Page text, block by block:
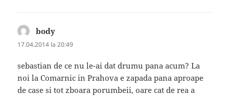
body
17.04.2014 la 20:49
sebastian de ce nu le-ai dat drumu pana acum? La
noi la Comarnic in Prahova e zapada pana aproape
de case si tot zboara porumbeii, oare cat de rea a